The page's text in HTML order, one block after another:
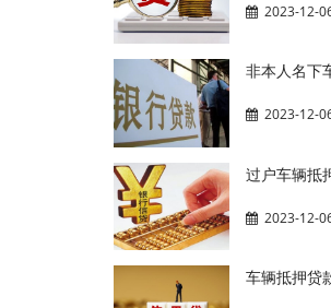
2023-12-
非本人名下
2023-12-
过户车辆抵
2023-12-
车辆抵押贷